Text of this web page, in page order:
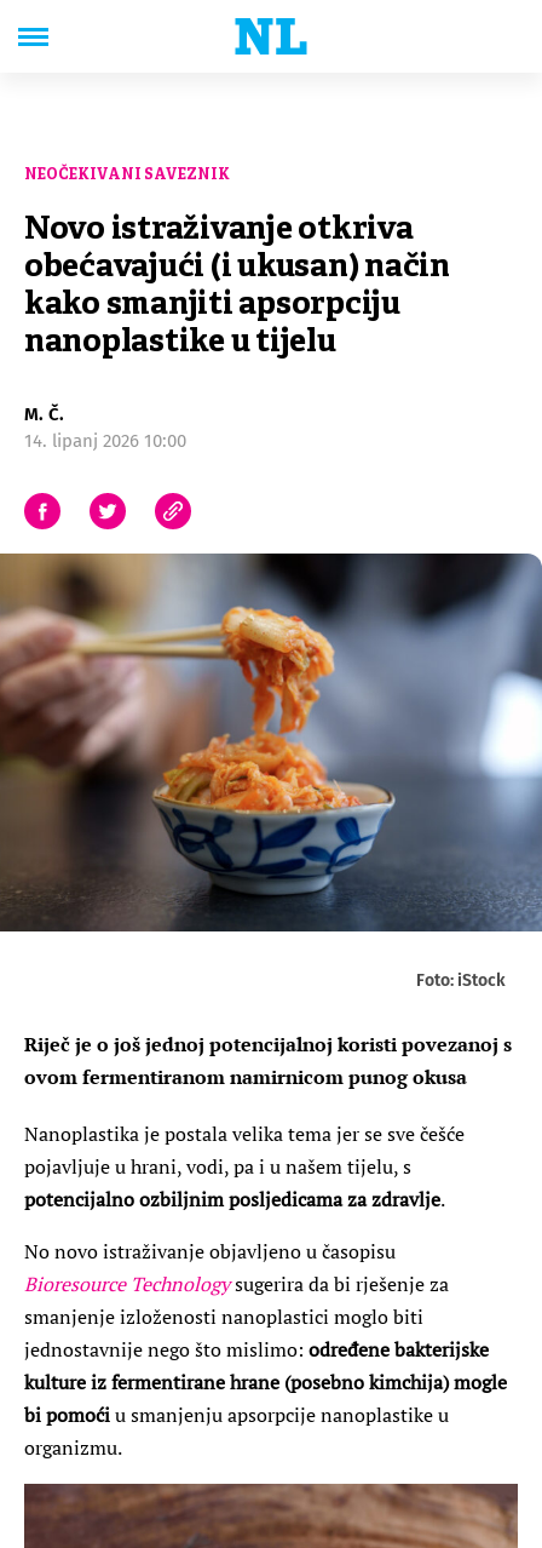
NEOČEKIVANI SAVEZNIK
Novo istraživanje otkriva
obećavajući (i ukusan) način
kako smanjiti apsorpciju
nanoplastike u tijelu
M. Č.
14. lipanj 2026 10:00
Foto: iStock
Riječ je o još jednoj potencijalnoj koristi povezanoj s
ovom fermentiranom namirnicom punog okusa
Nanoplastika je postala velika tema jer se sve češće
pojavljuje u hrani, vodi, pa i u našem tijelu, s
potencijalno ozbiljnim posljedicama za zdravlje.
No novo istraživanje objavljeno u časopisu
Bioresource Technologysugerira da bi rješenje za
smanjenje izloženosti nanoplastici moglo biti
jednostavnije nego što mislimo: određene bakterijske
kulture iz fermentirane hrane (posebno kimchija) mogle
bi pomoćiu smanjenju apsorpcije nanoplastike u
organizmu.